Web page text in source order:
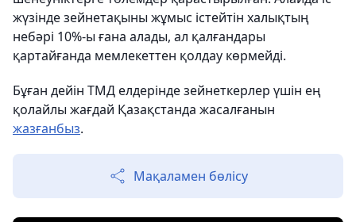
жүзінде зейнетақыны жұмыс істейтін халықтың
небәрі 10%-ы ғана алады, ал қалғандары
қартайғанда мемлекеттен қолдау көрмейді.
Бұған дейін ТМД елдерінде зейнеткерлер үшін ең
қолайлы жағдай Қазақстанда жасалғанын
жазғанбыз.
Мақаламен бөлісу